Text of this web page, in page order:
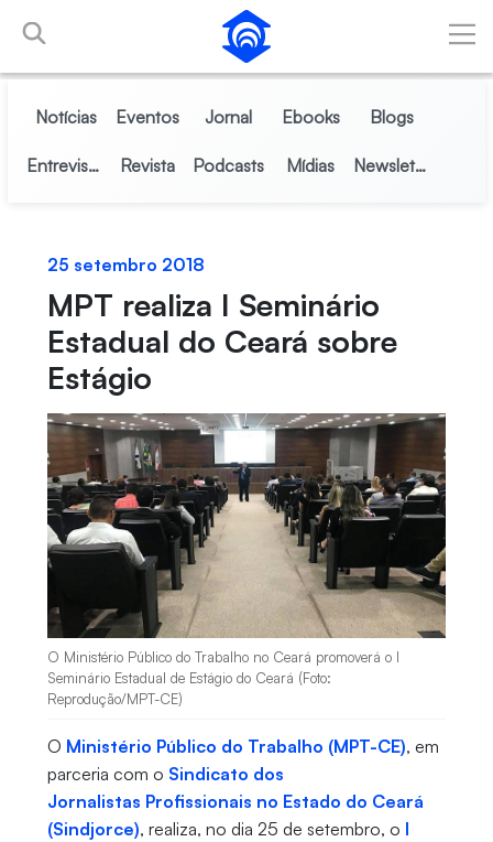
Pular para o Conteúdo principal
Notícias Eventos Jornal Ebooks Blogs
Entrevistas Revista Podcasts Mídias Newsletter
25 setembro 2018
MPT realiza I Seminário
Estadual do Ceará sobre
Estágio
O Ministério Público do Trabalho no Ceará promoverá o I
Seminário Estadual de Estágio do Ceará (Foto:
Reprodução/MPT-CE)
O Ministério Público do Trabalho (MPT-CE), em
parceria com o Sindicato dos
Jornalistas Profissionais no Estado do Ceará
(Sindjorce), realiza, no dia 25 de setembro, o I